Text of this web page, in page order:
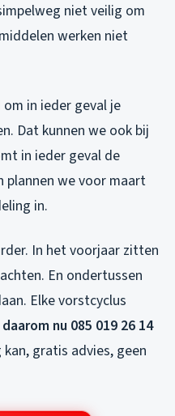
niet veilig om
werken niet
in ieder geval je
Dat kunnen we ook bij
in ieder geval de
plannen we voor maart
in.
In het voorjaar zitten
En ondertussen
Elke vorstcyclus
nu 085 019 26 14
gratis advies, geen